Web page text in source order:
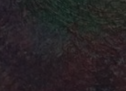
Wir verwenden MailChimp als
Automatisierung. Indem Sie unten
klicken, bestätigen Sie, dass die von
ICH STIMME DEN OBEN